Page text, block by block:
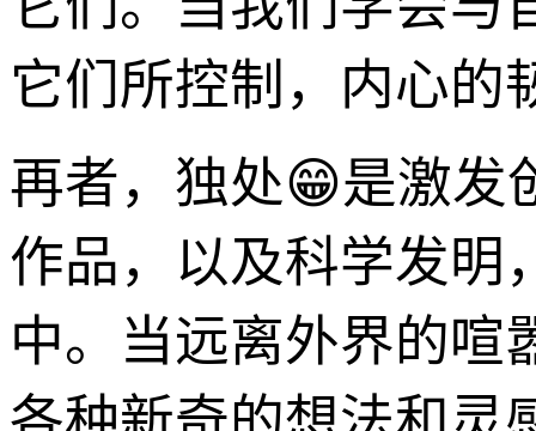
它们所控制，内心的
再者，独处😁是激发
作品，以及科学发明
中。当远离外界的喧